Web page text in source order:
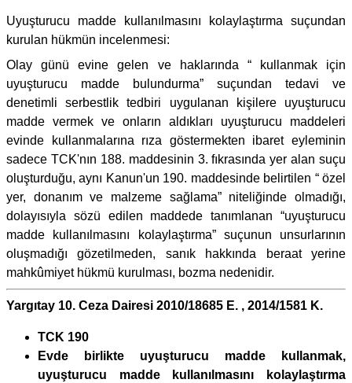
Uyuşturucu madde kullanılmasını kolaylaştırma suçundan
kurulan hükmün incelenmesi:
Olay günü evine gelen ve haklarında “ kullanmak için
uyuşturucu madde bulundurma” suçundan tedavi ve
denetimli serbestlik tedbiri uygulanan kişilere uyuşturucu
madde vermek ve onların aldıkları uyuşturucu maddeleri
evinde kullanmalarına rıza göstermekten ibaret eyleminin
sadece TCK'nın 188. maddesinin 3. fıkrasında yer alan suçu
oluşturduğu, aynı Kanun'un 190. maddesinde belirtilen “ özel
yer, donanım ve malzeme sağlama” niteliğinde olmadığı,
dolayısıyla sözü edilen maddede tanımlanan “uyuşturucu
madde kullanılmasını kolaylaştırma” suçunun unsurlarının
oluşmadığı gözetilmeden, sanık hakkında beraat yerine
mahkûmiyet hükmü kurulması, bozma nedenidir.
Yargıtay 10. Ceza Dairesi 2010/18685 E. , 2014/1581 K.
TCK 190
Evde birlikte uyuşturucu madde kullanmak,
uyuşturucu madde kullanılmasını kolaylaştırma